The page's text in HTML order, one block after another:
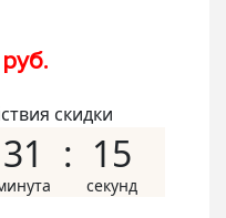
скидки
31 14